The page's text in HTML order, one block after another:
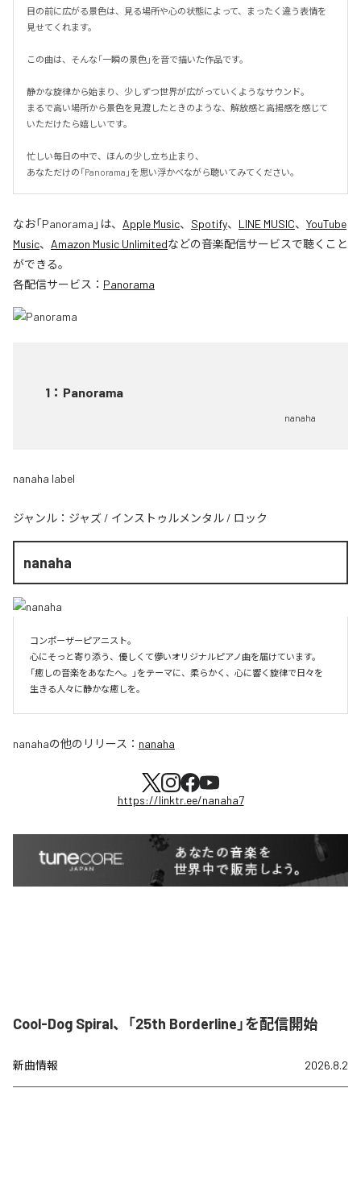
目の前に広がる景色は、見る場所や心の状態によって、まったく違う表情を
見せてくれます。
この曲は、そんな「一瞬の景色」を音で描いた作品です。
静かな旋律から始まり、少しずつ世界が広がっていくようなサウンド。
まるで高い場所から景色を見渡したときのような、解放感と高揚感を感じて
いただけたら嬉しいです。
忙しい毎日の中で、ほんの少し立ち止まり、
あなただけの「Panorama」を思い浮かべながら聴いてみてください。
なお「Panorama 」は、 Apple Music、 Spotify、 LINE MUSIC、 YouTube
Music、 Amazon Music Unlimitedなどの音楽配信サービスで聴くこと
ができる。
各配信サービス： Panorama
1 ： Panorama
nanaha
nanaha label
ジャンル： ジャズ / インストゥルメンタル / ロック
nanaha
コンポーザーピアニスト。
心にそっと寄り添う、優しくて儚いオリジナルピアノ曲を届けています。
「癒しの音楽をあなたへ。」をテーマに、柔らかく、心に響く旋律で日々を
生きる人々に静かな癒しを。
nanahaの他のリリース： nanaha
https://linktr.ee/nanaha7
Cool-Dog Spiral、「25th Borderline」を配信開始
新曲情報 2026.8.2